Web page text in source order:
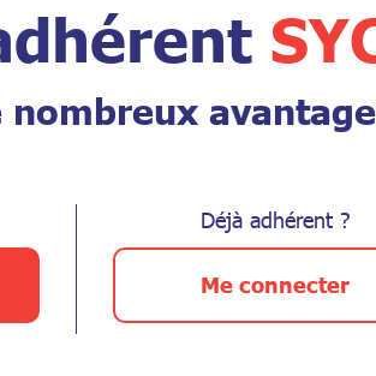
Déjà adhérent ?
Me connecter